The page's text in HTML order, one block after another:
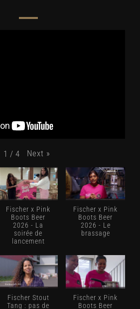
1 / 4 Next »
Fischer x Pink
Boots Beer
2026 - La
soirée de
lancement
Fischer x Pink
Boots Beer
2026 - Le
brassage
Fischer Stout
Tang : pas de
Fischer x Pink
Boots Beer